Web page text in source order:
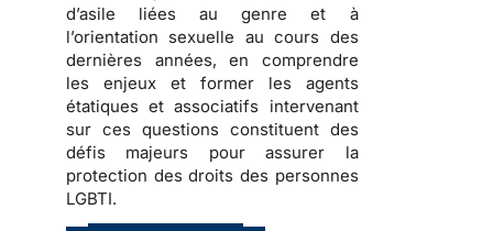
d’asile liées au genre et à
l’orientation sexuelle au cours des
dernières années, en comprendre
les enjeux et former les agents
étatiques et associatifs intervenant
sur ces questions constituent des
défis majeurs pour assurer la
protection des droits des personnes
LGBTI.